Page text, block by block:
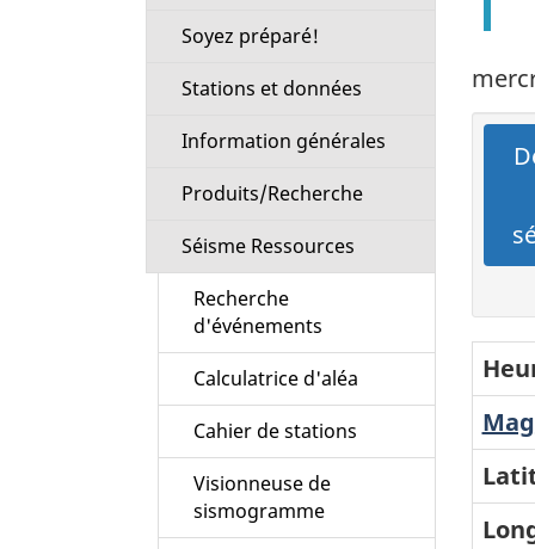
Soyez préparé!
Stations et données
Information générales
Produits/Recherche
Séisme Ressources
Recherche
d'événements
Calculatrice d'aléa
Cahier de stations
Visionneuse de
sismogramme